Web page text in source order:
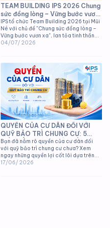
TEAM BUILDING IPS 2026 Chung
sức đồng lòng – Vững bước vươn
xa
IPS tổ chức Team Building 2026 tại Mũi
Né với chủ đề "Chung sức đồng lòng –
Vững bước vươn xa", lan tỏa tinh thần
đoàn kết và văn hóa doanh nghiệp.
04/07/ 2026
QUYỀN CỦA CƯ DÂN ĐỐI VỚI
QUỸ BẢO TRÌ CHUNG CƯ: 5
ĐIỀU BẮT BUỘC PHẢI BIẾT
Bạn đã nắm rõ quyền của cư dân đối
với quỹ bảo trì chung cư chưa? Xem
ngay những quyền lợi cốt lõi dựa trên
Luật Nhà ở 2023 để bảo vệ tài sản của
17/06/ 2026